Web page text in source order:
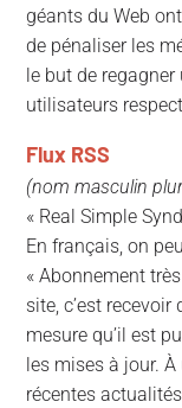
géants du Web
de pénaliser les
le but de
utilisateurs
Flux RSS
(nom masculin
« Real Simple
En français, on
« Abonnement
site, c’est
mesure qu’il est
les mises à jour.
récentes